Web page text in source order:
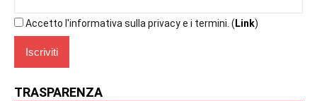
Accetto l'informativa sulla privacy e i termini. ( Link)
TRASPARENZA